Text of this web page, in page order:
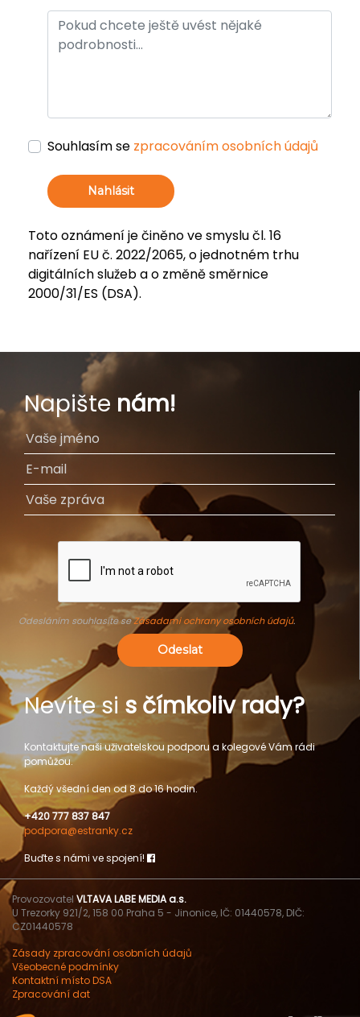
Souhlasím se zpracováním osobních údajů
Nahlásit
Toto oznámení je činěno ve smyslu čl. 16
nařízení EU č. 2022/2065, o jednotném trhu
digitálních služeb a o změně směrnice
2000/31/ES (DSA).
Napište nám!
Odesláním souhlasíte seZásadami ochrany osobních údajů.
Odeslat
Nevíte si s čímkoliv rady?
Kontaktujte naši uživatelskou podporu a kolegové Vám rádi
pomůžou.
Každý všední den od 8 do 16 hodin.
+420 777 837 847
podpora@estranky.cz
Buďte s námi ve spojení!
Provozovatel VLTAVA LABE MEDIA a.s.
U Trezorky 921/2, 158 00 Praha 5 - Jinonice, IČ: 01440578, DIČ:
CZ01440578
Zásady zpracování osobních údajů
Všeobecné podmínky
Kontaktní místo DSA
Zpracování dat